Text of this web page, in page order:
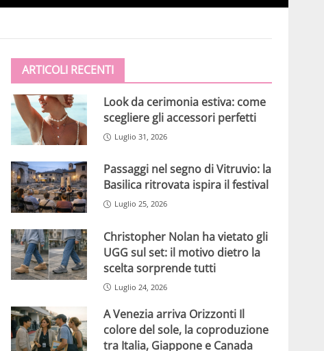
ARTICOLI RECENTI
Look da cerimonia estiva: come
scegliere gli accessori perfetti
Luglio 31, 2026
Passaggi nel segno di Vitruvio: la
Basilica ritrovata ispira il festival
Luglio 25, 2026
Christopher Nolan ha vietato gli
UGG sul set: il motivo dietro la
scelta sorprende tutti
Luglio 24, 2026
A Venezia arriva Orizzonti Il
colore del sole, la coproduzione
tra Italia, Giappone e Canada